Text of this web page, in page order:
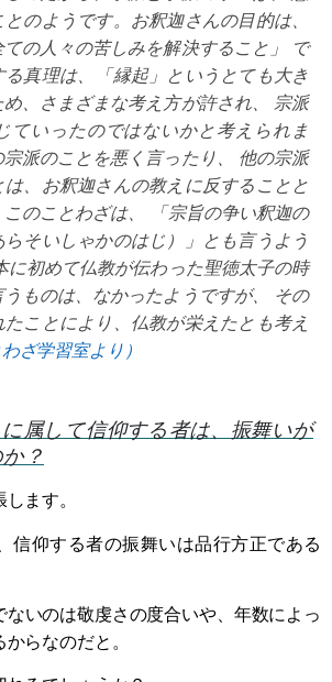
のようです。お釈迦さんの目的は、
ての人々の苦しみを解決すること」 で
真理は、「縁起」というとても大き
、さまざまな考え方が許され、 宗派
ていったのではないかと考えられま
派のことを悪く言ったり、 他の宗派
は、お釈迦さんの教えに反することと
のことわざは、 「宗旨の争い釈迦の
そいしゃかのはじ）」とも言うよう
に初めて仏教が伝わった聖徳太子の時
ものは、なかったようですが、 その
ことにより、仏教が栄えたとも考え
わざ学習室より）
に属して信仰する者は、振舞いが
？
ます。
信仰する者の振舞いは品行方正である
ないのは敬虔さの度合いや、年数によっ
らなのだと。